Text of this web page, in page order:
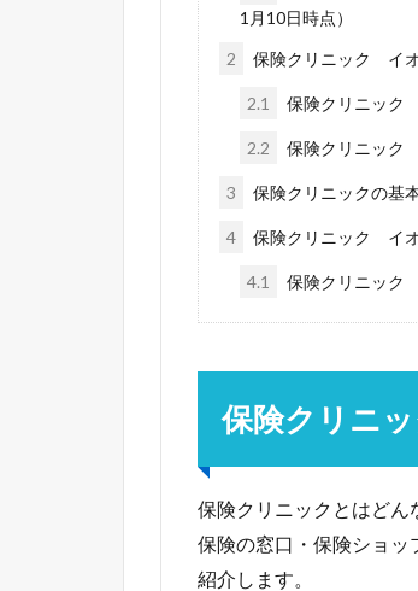
1月10日時点）
2
保険クリニック イオ
2.1 保険クリニック
2.2 保険クリニック
3 保険クリニックの基
4 保険クリニック イ
4.1 保険クリニック
保険クリニ
保険クリニックとはどん
保険の窓口・保険ショ
紹介します。